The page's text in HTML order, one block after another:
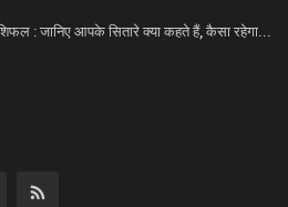
: जानिए आपके सितारे क्या कहते हैं, कैसा रहेगा...